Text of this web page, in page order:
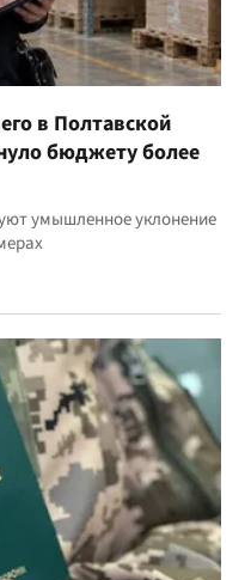
в Полтавской
бюджету более
умышленное уклонение